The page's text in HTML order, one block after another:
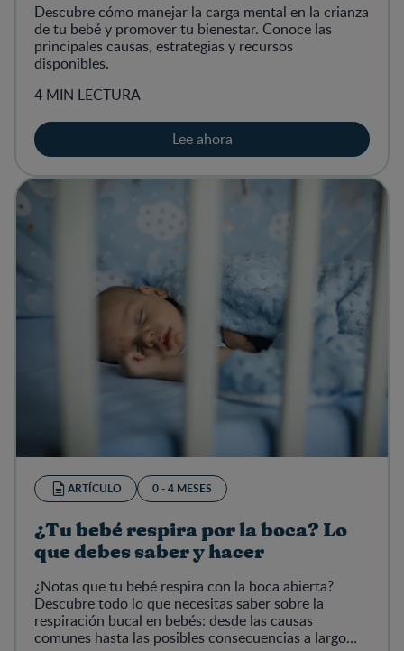
Descubre cómo manejar la carga mental en la crianza
de tu bebé y promover tu bienestar. Conoce las
principales causas, estrategias y recursos
disponibles.
4 MIN LECTURA
Lee ahora
ARTÍCULO 0 - 4 MESES
¿Tu bebé respira por la boca? Lo
que debes saber y hacer
¿Notas que tu bebé respira con la boca abierta?
Descubre todo lo que necesitas saber sobre la
respiración bucal en bebés: desde las causas
comunes hasta las posibles consecuencias a largo